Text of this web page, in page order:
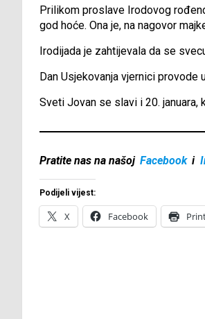
Prilikom proslave Irodovog
god hoće. Ona je, na nagovor
Irodijada je zahtijevala da se
Dan Usjekovanja vjernici
Sveti Jovan se slavi i 20.
Pratite nas na našoj Facebook i
Podijeli vijest:
X Facebook